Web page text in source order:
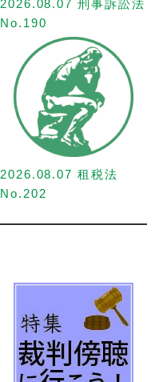
2026.08.07 刑事訴訟法
No.190
2026.08.07 租税法
No.202